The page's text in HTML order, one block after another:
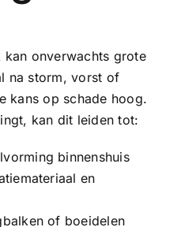
kan onverwachts grote
na storm, vorst of
kans op schade hoog.
kan dit leiden tot:
binnenshuis
en
of boeidelen